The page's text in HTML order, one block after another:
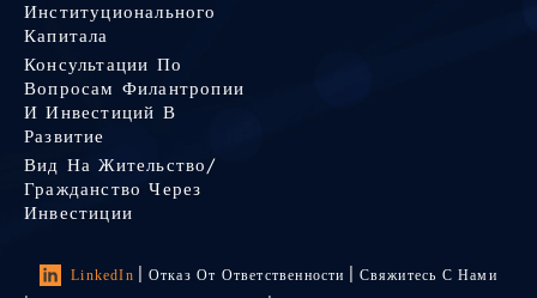
Институционального
Капитала
Консультации По
Вопросам Филантропии
И Инвестиций В
Развитие
Вид На Жительство/
Гражданство Через
Инвестиции
LinkedIn Отказ От Ответственности
Свяжитесь С Нами